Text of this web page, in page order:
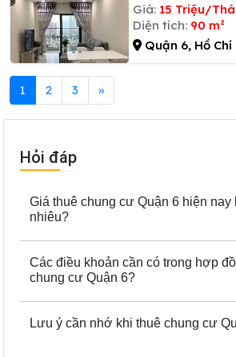
Giá: 15 Triệu/
Diện tích: 90 m²
Quận 6, Hồ Chí
1 2 3 »
Hỏi đáp
Giá thuê chung cư Quận 6 hiện nay
nhiêu?
Các điều khoản cần có trong hợp
chung cư Quận 6?
Lưu ý cần nhớ khi thuê chung cư